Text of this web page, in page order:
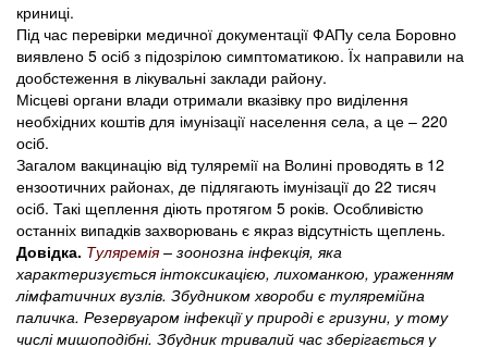
криниці.
Під час перевірки медичної документації ФАПу села Боровно
виявлено 5 осіб з підозрілою симптоматикою. Їх направили на
дообстеження в лікувальні заклади району.
Місцеві органи влади отримали вказівку про виділення
необхідних коштів для імунізації населення села, а це – 220
осіб.
Загалом вакцинацію від туляремії на Волині проводять в 12
ензоотичних районах, де підлягають імунізації до 22 тисяч
осіб. Такі щеплення діють протягом 5 років. Особливістю
останніх випадків захворювань є якраз відсутність щеплень.
Довідка. Туляремія– зоонозна інфекція, яка
характеризується інтоксикацією, лихоманкою, ураженням
лімфатичних вузлів. Збудником хвороби є туляремійна
паличка. Резервуаром інфекції у природі є гризуни, у тому
числі мишоподібні. Збудник тривалий час зберігається у